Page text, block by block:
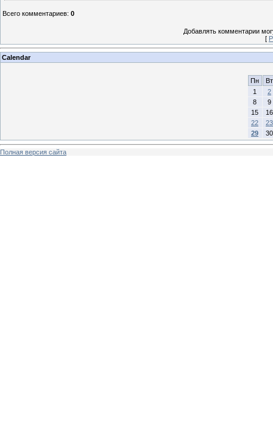
Всего комментариев: 0
Добавлять комментарии
[
Calendar
Пн
Вт
1
2
8
9
15
16
22
23
29
30
Полная версия сайта